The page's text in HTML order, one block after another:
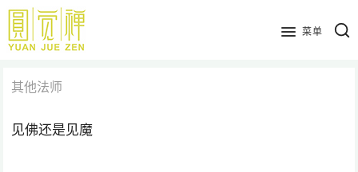
跳
主
菜单
其他法师
见佛还是见魔